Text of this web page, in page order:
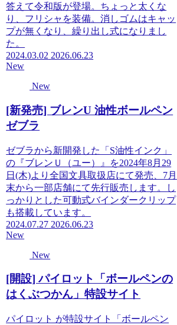
答えて令和版が登場。ちょっと太くな
り、フリシャを装備。消しゴムはキャッ
プが無くなり、繰り出し式になりまし
た。
2024.03.02 2026.06.23
New
New
[新発売] ブレンU 油性ボールペン
ゼブラ
ゼブラから新開発した「S油性インク」
の『ブレンＵ（ユー）』を2024年8月29
日(木)より全国文具取扱店にて発売、7月
末から一部店舗にて先行販売します。し
っかりとした可動式バインダークリップ
も搭載しています。
2024.07.27 2026.06.23
New
New
[開設] パイロット「ボールペンの
はくぶつかん」特設サイト
パイロット が特設サイト「ボールペン